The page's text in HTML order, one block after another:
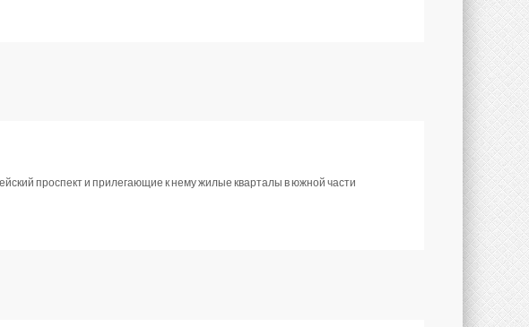
проспект и прилегающие к нему жилые кварталы в южной части